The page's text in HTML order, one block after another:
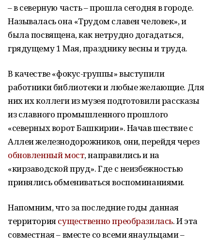
– в северную часть – прошла сегодня в городе.
Называлась она «Трудом славен человек», и
была посвящена, как нетрудно догадаться,
грядущему 1 Мая, празднику весны и труда.
В качестве «фокус-группы» выступили
работники библиотеки и любые желающие. Для
них их коллеги из музея подготовили рассказы
из славного промышленного прошлого
«северных ворот Башкирии». Начав шествие с
Аллеи железнодорожников, они, перейдя через
обновленный мост, направились и на
«кирзаводской пруд». Где с неизбежностью
принялись обмениваться воспоминаниями.
Напомним, что за последние годы данная
территориясущественно преобразилась. И эта
совместная – вместе со всеми янаульцами –